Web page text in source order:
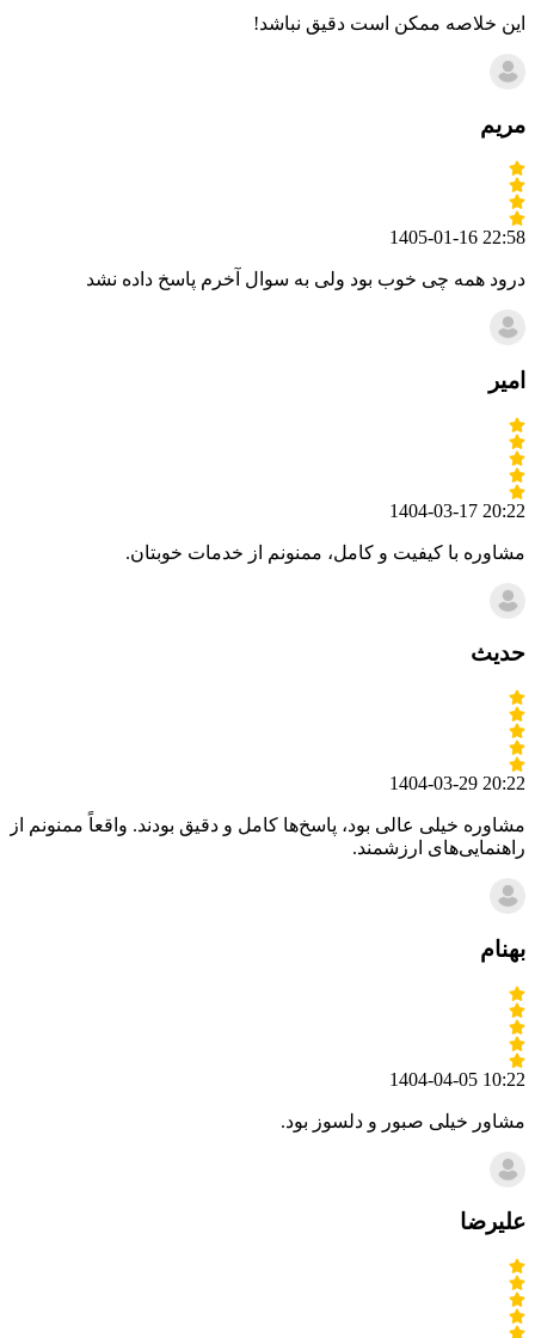
این خلاصه ممکن است دقیق نباشد!
مریم
1405-01-16 22:58
درود همه چی خوب بود ولی به سوال آخرم پاسخ داده نشد
امیر
1404-03-17 20:22
مشاوره با کیفیت و کامل، ممنونم از خدمات خوبتان.
حدیث
1404-03-29 20:22
مشاوره خیلی عالی بود، پاسخ‌ها کامل و دقیق بودند. واقعاً ممنونم از
راهنمایی‌های ارزشمند.
بهنام
1404-04-05 10:22
مشاور خیلی صبور و دلسوز بود.
علیرضا